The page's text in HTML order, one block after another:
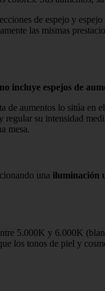
de espejo y
las mismas
no incluye espejos de
aumentos lo sitúa en
su intensidad
mesa.
una iluminación
5.000K y 6.000K
los tonos de piel y